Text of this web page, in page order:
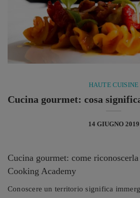
HAUTE CUISINE
Cucina gourmet: cosa
14 GIUGNO 2019
Cucina gourmet: come
Cooking Academy
Conoscere un territorio significa